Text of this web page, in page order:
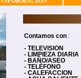
Contamos con :
- TELEVISION
- LIMPIEZA DIARIA
- BAÑO/ASEO
- TELÉFONO
- CALEFACCION